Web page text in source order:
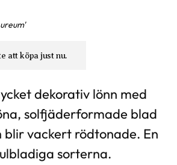
att köpa just nu.
dekorativ lönn med
solfjäderformade blad
blir vackert rödtonade. En
sorterna.